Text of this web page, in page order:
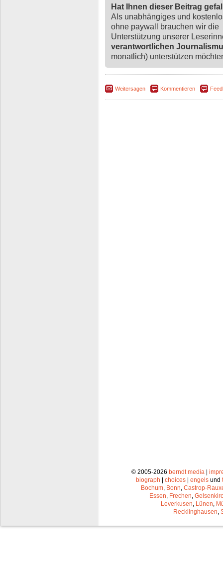
Hat Ihnen dieser Beitrag
Als unabhängiges und
ohne paywall brauchen wir die
Unterstützung unserer
verantwortlichen
monatlich) unterstützen
Weitersagen Kommentieren
© 2005-2026 berndt media|
biograph
choices engels und
Bochum, Bonn, Castrop-
Essen, Frechen,
Leverkusen, Lünen,
Recklinghausen,